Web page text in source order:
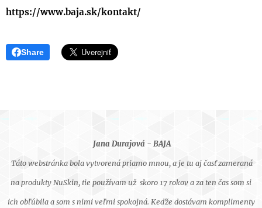
https://www.baja.sk/kontakt/
Share
Jana Durajová - BAJA
Táto webstránka bola vytvorená priamo mnou, a je tu aj časť zameraná
na produkty NuSkin, tie používam už skoro 17 rokov a za ten čas som si
ich obľúbila a som s nimi veľmi spokojná. Keďže dostávam komplimenty